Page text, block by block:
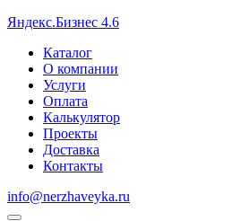
Яндекс.Бизнес 4.6
Каталог
О компании
Услуги
Оплата
Калькулятор
Проекты
Доставка
Контакты
info@nerzhaveyka.ru